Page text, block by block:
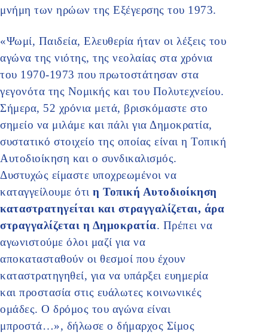
μνήμη των ηρώων της Εξέγερσης του 1973.
«Ψωμί, Παιδεία, Ελευθερία ήταν οι λέξεις του
αγώνα της νιότης, της νεολαίας στα χρόνια
του 1970-1973 που πρωτοστάτησαν στα
γεγονότα της Νομικής και του Πολυτεχνείου.
Σήμερα, 52 χρόνια μετά, βρισκόμαστε στο
σημείο να μιλάμε και πάλι για Δημοκρατία,
συστατικό στοιχείο της οποίας είναι η Τοπική
Αυτοδιοίκηση και ο συνδικαλισμός.
Δυστυχώς είμαστε υποχρεωμένοι να
καταγγείλουμε ότι η Τοπική Αυτοδιοίκηση
καταστρατηγείται και στραγγαλίζεται, άρα
στραγγαλίζεται η Δημοκρατία. Πρέπει να
αγωνιστούμε όλοι μαζί για να
αποκατασταθούν οι θεσμοί που έχουν
καταστρατηγηθεί, για να υπάρξει ευημερία
και προστασία στις ευάλωτες κοινωνικές
ομάδες. Ο δρόμος του αγώνα είναι
μπροστά…», δήλωσε ο δήμαρχος Σίμος